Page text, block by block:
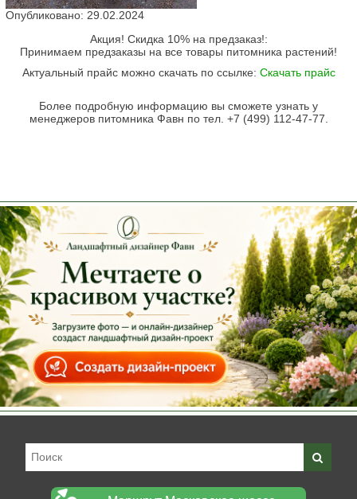
Опубликовано: 29.02.2024
Акция! Скидка 10% на предзаказ!:
Принимаем предзаказы на все товары питомника растений!
Актуальный прайс можно скачать по ссылке: Скачать прайс
Более подробную информацию вы сможете узнать у
менеджеров питомника Фавн по тел. +7 (499) 112-47-77.